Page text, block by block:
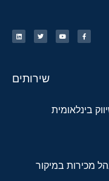
שירותים
מכירות במיקור